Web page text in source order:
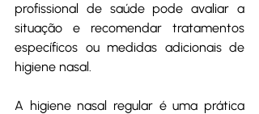
profissional de saúde pode avaliar a
situação e recomendar tratamentos
específicos ou medidas adicionais de
higiene nasal.
A higiene nasal regular é uma prática